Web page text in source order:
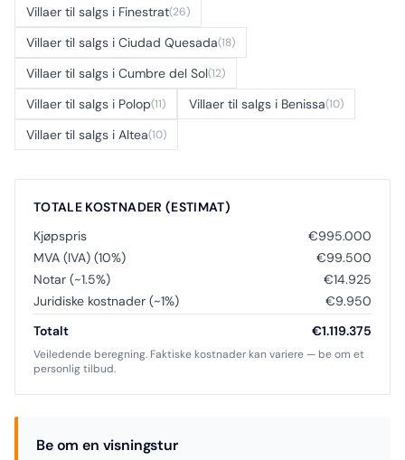
Villaer til salgs i Finestrat(26)
Villaer til salgs i Ciudad Quesada(18)
Villaer til salgs i Cumbre del Sol(12)
Villaer til salgs i Polop(11) Villaer til salgs i Benissa(10)
Villaer til salgs i Altea(10)
TOTALE KOSTNADER (ESTIMAT)
Kjøpspris
€995.000
MVA (IVA) (10%)
€99.500
Notar (~1.5%)
€14.925
Juridiske kostnader (~1%)
€9.950
Totalt
€1.119.375
Veiledende beregning. Faktiske kostnader kan variere — be om et
personlig tilbud.
Be om en visningstur